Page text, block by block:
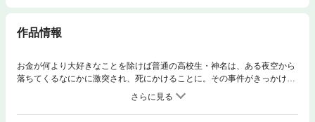
作品情報
お金が何より大好きなことを除けば普通の高校生・神名は、ある夜空から
落ちてくるなにかに激突され、死にかけることに。その事件がきっかけ
で、できそこないの死神・ナギと同居することになるのだが、準入選作